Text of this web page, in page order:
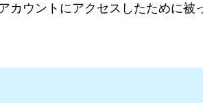
カウントにアクセスしたために被